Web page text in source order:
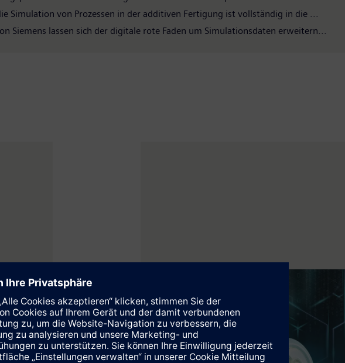
Simulation von Prozessen in der additiven Fertigung ist vollständig in die ...
lassen sich der digitale rote Faden um Simulationsdaten erweitern...